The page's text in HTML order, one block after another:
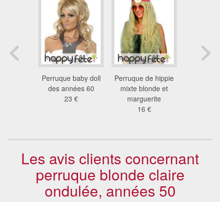
Perruque baby doll
des années 60
23 €
Perruque de hippie
mixte blonde et
marguerite
16 €
Les avis clients concernant
perruque blonde claire
ondulée, années 50